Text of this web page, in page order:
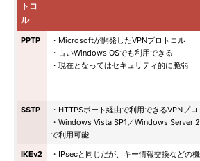
トコ
ル
PPTP
・Microsoftが開発したVPNプロトコル
・古いWindows OSでも利用できる
・現在となってはセキュリティ的に脆弱
SSTP
・HTTPSポート経由で利用できるVPNプ
・Windows Vista SP1／Windows Server
で利用可能
IKEv2
・IPsecと同じだが、キー情報交換などの